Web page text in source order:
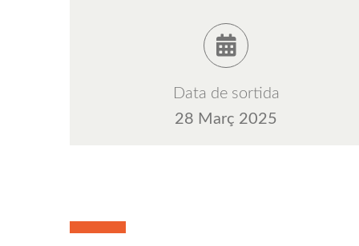
Data de sortida
28 Març 2025